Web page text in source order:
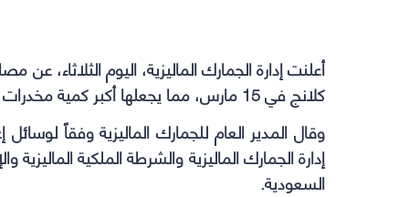
أعلنت إدارة الجمارك الماليزية، اليوم الثلاثاء، عن مصادرة 94.8
كلانج في 15 مارس، مما يجعلها أكبر كمية مخدرات يتم مصادرتها في تاريخ البلاد.
وقال المدير العام للجمارك الماليزية وفقاً
إدارة الجمارك الماليزية والشرطة الملكية الماليزية
السعودية.